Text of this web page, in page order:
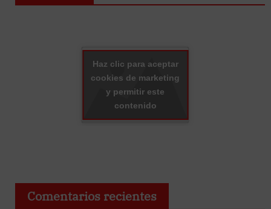
Haz clic para aceptar
cookies de marketing
y permitir este
contenido
Comentarios recientes